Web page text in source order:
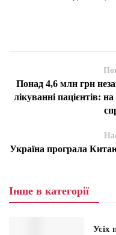
Понад 4,6 млн грн
лікуванні пацієнтів:
Україна програла
Інше в категорії
Усіх